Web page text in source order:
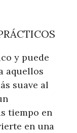
y puede
aquellos
suave al
tiempo en
en una